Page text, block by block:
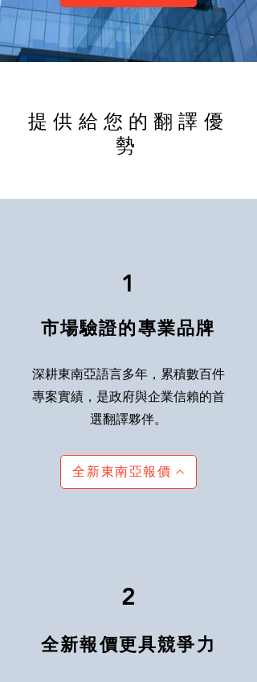
​提供給您的翻譯優
勢
1
市場驗證的專業品牌
深耕東南亞語言多年，累積數百件
專案實績，是政府與企業信賴的首
選翻譯夥伴。
全新東南亞報價
2
全新報價更具競爭力